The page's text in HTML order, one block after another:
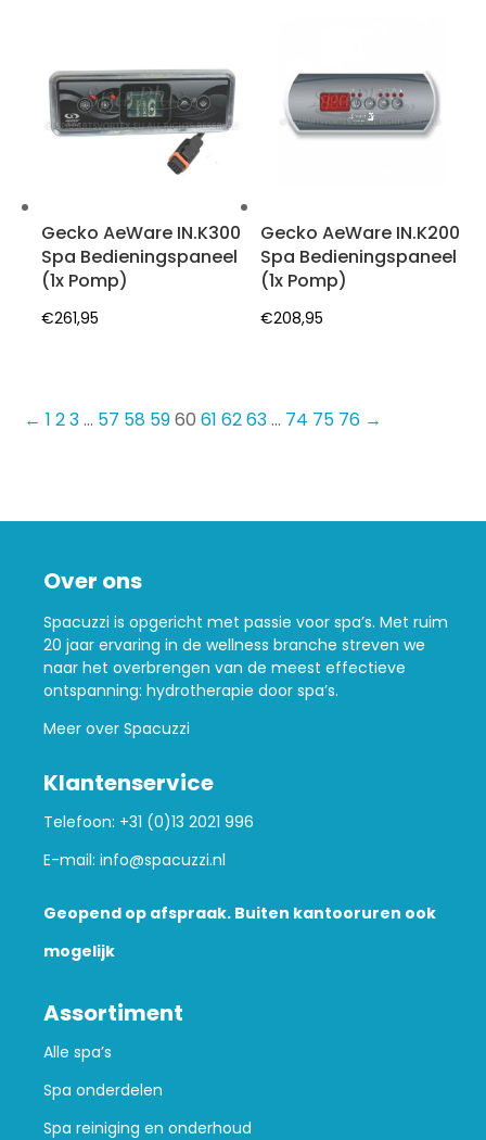
Gecko AeWare IN.K300
Spa Bedieningspaneel
(1x Pomp)
€261,95
Gecko AeWare IN.K200
Spa Bedieningspaneel
(1x Pomp)
€208,95
← 1 23… 57 58 5960 61 6263… 74 75 76 →
Over ons
Spacuzzi is opgericht met passie voor spa’s. Met ruim
20 jaar ervaring in de wellness branche streven we
naar het overbrengen van de meest effectieve
ontspanning: hydrotherapie door spa’s.
Meer over Spacuzzi
Klantenservice
Telefoon: +31 (0)13 2021 996
E-mail: info@spacuzzi.nl
Geopend op afspraak. Buiten kantooruren ook
mogelijk
Assortiment
Alle spa’s
Spa onderdelen
Spa reiniging en onderhoud